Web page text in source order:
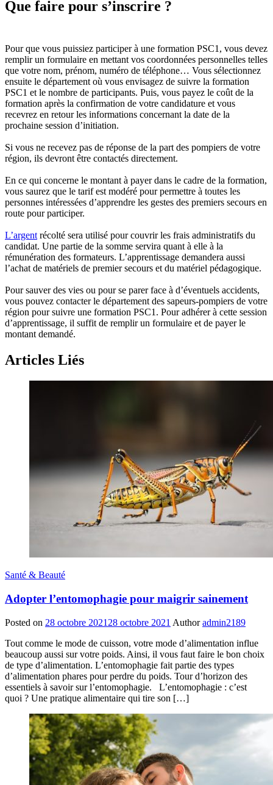
Que faire pour s’inscrire ?
Pour que vous puissiez participer à une formation PSC1, vous devez
remplir un formulaire en mettant vos coordonnées personnelles telles
que votre nom, prénom, numéro de téléphone… Vous sélectionnez
ensuite le département où vous envisagez de suivre la formation
PSC1 et le nombre de participants. Puis, vous payez le coût de la
formation après la confirmation de votre candidature et vous
recevrez en retour les informations concernant la date de la
prochaine session d’initiation.
Si vous ne recevez pas de réponse de la part des pompiers de votre
région, ils devront être contactés directement.
En ce qui concerne le montant à payer dans le cadre de la formation,
vous saurez que le tarif est modéré pour permettre à toutes les
personnes intéressées d’apprendre les gestes des premiers secours en
route pour participer.
L’argent récolté sera utilisé pour couvrir les frais administratifs du
candidat. Une partie de la somme servira quant à elle à la
rémunération des formateurs. L’apprentissage demandera aussi
l’achat de matériels de premier secours et du matériel pédagogique.
Pour sauver des vies ou pour se parer face à d’éventuels accidents,
vous pouvez contacter le département des sapeurs-pompiers de votre
région pour suivre une formation PSC1. Pour adhérer à cette session
d’apprentissage, il suffit de remplir un formulaire et de payer le
montant demandé.
Articles Liés
Santé & Beauté
Adopter l’entomophagie pour maigrir sainement
Posted on 28 octobre 2021 28 octobre 2021 Author admin2189
Tout comme le mode de cuisson, votre mode d’alimentation influe
beaucoup aussi sur votre poids. Ainsi, il vous faut faire le bon choix
de type d’alimentation. L’entomophagie fait partie des types
d’alimentation phares pour perdre du poids. Tour d’horizon des
essentiels à savoir sur l’entomophagie. L’entomophagie : c’est
quoi ? Une pratique alimentaire qui tire son […]